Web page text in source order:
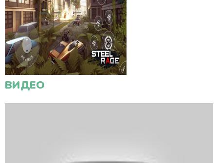
ВИДЕО